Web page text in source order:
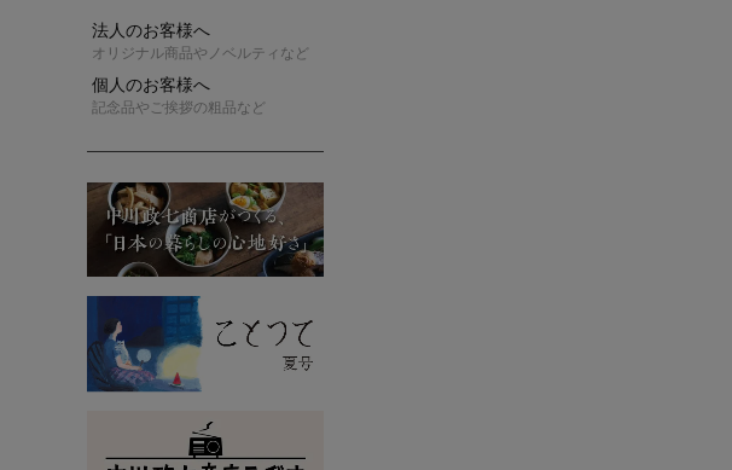
法人のお客様へ
オリジナル商品やノベルティなど
個人のお客様へ
記念品やご挨拶の粗品など